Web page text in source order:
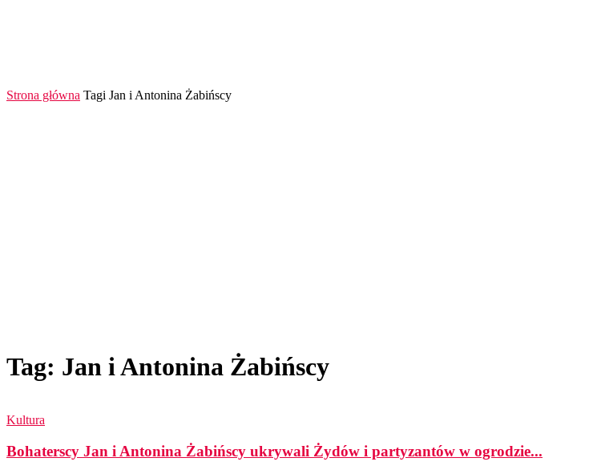
Strona główna Tagi Jan i Antonina Żabińscy
Tag: Jan i Antonina Żabińscy
Kultura
Bohaterscy Jan i Antonina Żabińscy ukrywali Żydów i partyzantów w ogrodzie...